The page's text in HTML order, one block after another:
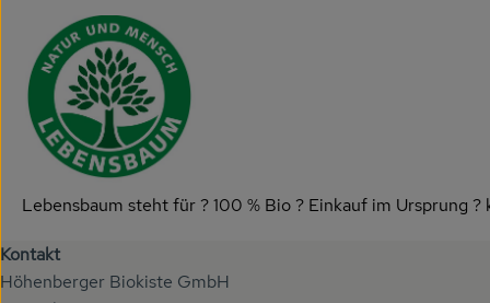
Lebensbaum steht für ? 100 % Bio ? Einkauf im Ursprung
Kontakt
Höhenberger Biokiste GmbH